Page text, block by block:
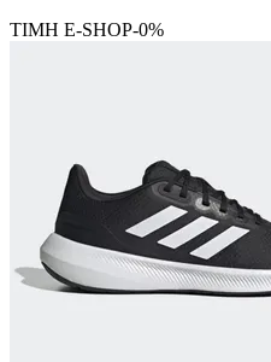
ΤΙΜΗ E-SHOP-0%